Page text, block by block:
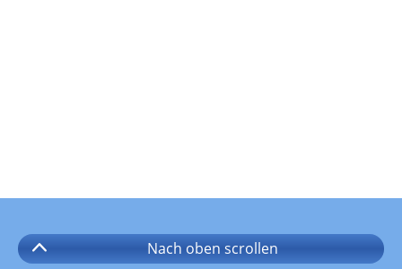
Nach oben scrollen